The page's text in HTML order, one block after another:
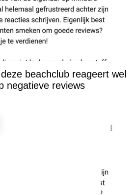
beachclub reageert wel
negatieve reviews